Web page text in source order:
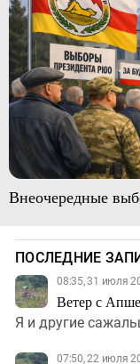
Внеочередные
ПОСЛЕДНИЕ
08:35, 31 июля
Ветер с
Я и другие
07:50, 22 июля